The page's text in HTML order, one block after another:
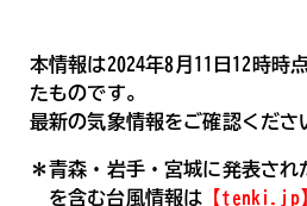
本情報は2024年8月11日12時時
たものです。
最新の気象情報をご確認くださ
＊青森・岩手・宮城に発表さ
を含む台風情報は 【tenki.jp